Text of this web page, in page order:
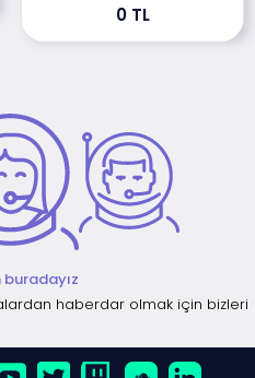
0 TL
buradayız
haberdar olmak için bizleri